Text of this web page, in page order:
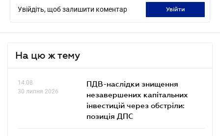
Увійдіть, щоб залишити коментар увійти
На цю ж тему
14.08
30 липня 2026
ПДВ-наслідки знищення
незавершених капітальних
інвестицій через обстріли:
позиція ДПС